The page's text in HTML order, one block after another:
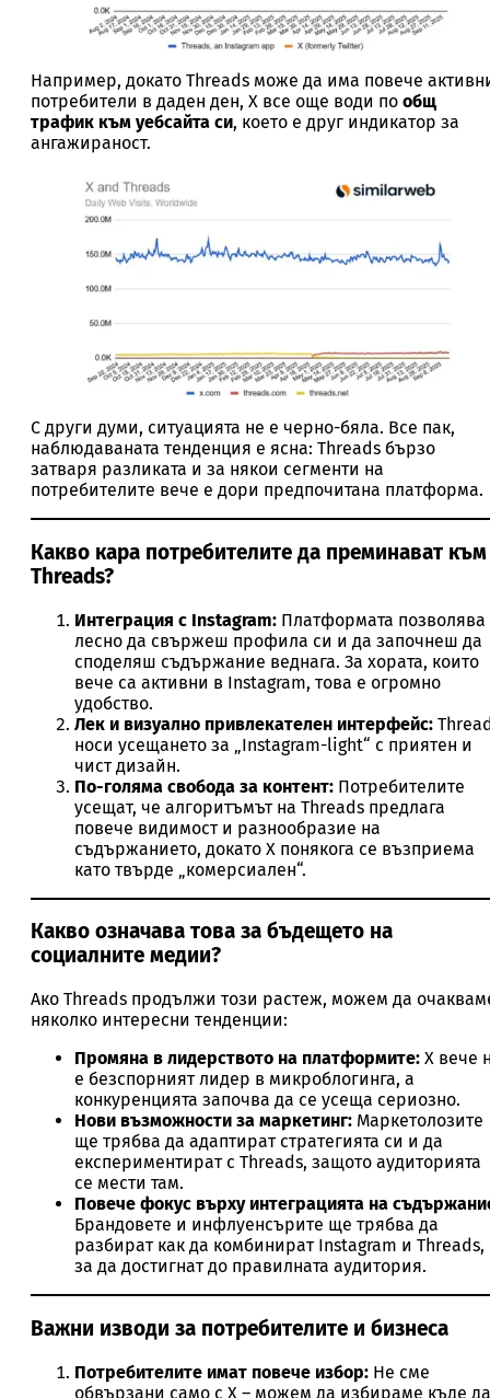
Например, докато Threads може да има повече
потребители в даден ден, X все още води по общ
трафик към уебсайта си, което е друг индикатор за
ангажираност.
С други думи, ситуацията не е черно-бяла. Все пак,
наблюдаваната тенденция е ясна: Threads бързо
затваря разликата и за някои сегменти на
потребителите вече е дори предпочитана платформа.
Какво кара потребителите да преминават към
Threads?
Интеграция с Instagram: Платформата позволява
лесно да свържеш профила си и да започнеш да
споделяш съдържание веднага. За хората, които
вече са активни в Instagram, това е огромно
удобство.
Лек и визуално привлекателен интерфейс:
носи усещането за „Instagram-light“ с приятен и
чист дизайн.
По-голяма свобода за контент: Потребителите
усещат, че алгоритъмът на Threads предлага
повече видимост и разнообразие на
съдържанието, докато X понякога се възприема
като твърде „комерсиален“.
Какво означава това за бъдещето на
социалните медии?
Ако Threads продължи този растеж, можем да
няколко интересни тенденции:
Промяна в лидерството на платформите: X вече
е безспорният лидер в микроблогинга, а
конкуренцията започва да се усеща сериозно.
Нови възможности за маркетинг: Маркетолозите
ще трябва да адаптират стратегията си и да
експериментират с Threads, защото аудиторията
се мести там.
Повече фокус върху интеграцията на
Брандовете и инфлуенсърите ще трябва да
разбират как да комбинират Instagram и Threads,
за да достигнат до правилната аудитория.
Важни изводи за потребителите и бизнеса
Потребителите имат повече избор: Не сме
обвързани само с X – можем да избираме къде да